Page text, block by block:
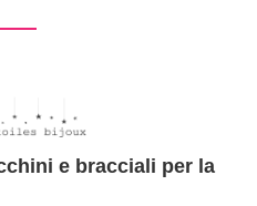
e bracciali per la